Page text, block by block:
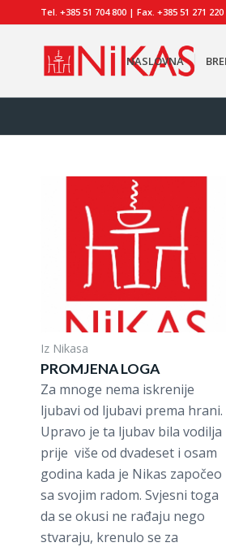
Tel. +385 51 704 800 | Fax. +385 51 271 220
NASLOVNA
Iz Nikasa
PROMJENA LOGA
Za mnoge nema iskrenije
ljubavi od ljubavi prema hrani.
Upravo je ta ljubav bila vodilja
prije više od dvadeset i osam
godina kada je Nikas započeo
sa svojim radom. Svjesni toga
da se okusi ne rađaju nego
stvaraju, krenulo se za